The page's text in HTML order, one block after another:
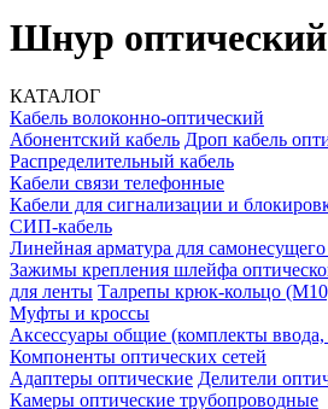
Шнур
КАТАЛОГ
Кабель волоконно-оптический
Абонентский кабель Дроп кабель
Распределительный кабель
Кабели связи телефонные
Кабели для сигнализации и
СИП-кабель
Линейная арматура для
Зажимы крепления шлейфа
для ленты Талрепы крюк-кольцо
Муфты и кроссы
Аксессуары общие (комплекты ввода,
Компоненты оптических сетей
Адаптеры оптические Делители
Камеры оптические трубопроводные